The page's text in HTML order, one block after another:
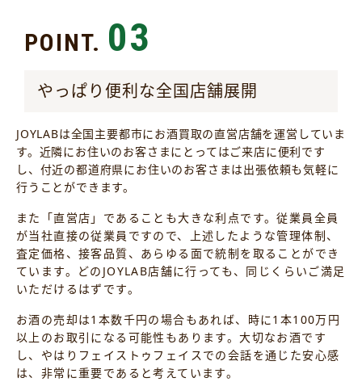
POINT. 03
やっぱり便利な全国店舗展開
JOYLABは全国主要都市にお酒買取の直営店舗を運営していま
す。近隣にお住いのお客さまにとってはご来店に便利です
し、付近の都道府県にお住いのお客さまは出張依頼も気軽に
行うことができます。
また「直営店」であることも大きな利点です。従業員全員
が当社直接の従業員ですので、上述したような管理体制、
査定価格、接客品質、あらゆる面で統制を取ることができ
ています。どのJOYLAB店舗に行っても、同じくらいご満足
いただけるはずです。
お酒の売却は1本数千円の場合もあれば、時に1本100万円
以上のお取引になる可能性もあります。大切なお酒です
し、やはりフェイストゥフェイスでの会話を通じた安心感
は、非常に重要であると考えています。